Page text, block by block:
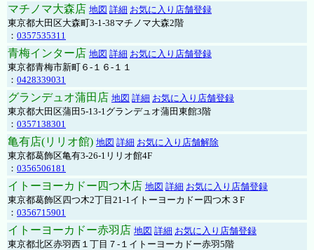
マチノマ大森店 地図 詳細 お気に入り店舗登録
東京都大田区大森町3-1-38マチノマ大森2階
： 0357535311
青梅インター店 地図 詳細 お気に入り店舗登録
東京都青梅市新町６-１６-１１
： 0428339031
グランデュオ蒲田店 地図 詳細 お気に入り店舗登録
東京都大田区蒲田5-13-1グランデュオ蒲田東館3階
： 0357138301
亀有店(リリオ館) 地図 詳細 お気に入り店舗解除
東京都葛飾区亀有3-26-1リリオ館4F
： 0356506181
イトーヨーカドー四つ木店 地図 詳細 お気に入り店舗登録
東京都葛飾区四つ木2丁目21-1イトーヨーカドー四つ木３F
： 0356715901
イトーヨーカドー赤羽店 地図 詳細 お気に入り店舗登録
東京都北区赤羽西１丁目７-１イトーヨーカドー赤羽5階